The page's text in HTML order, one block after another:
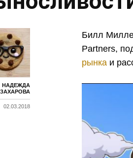
НАДЕЖДА
ЗАХАРОВА
02.03.2018
Билл
Partners,
рынка и